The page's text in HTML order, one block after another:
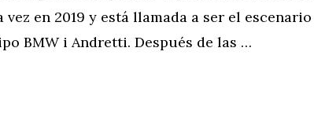
en 2019 y está llamada a ser el escenario
BMW i Andretti. Después de las …